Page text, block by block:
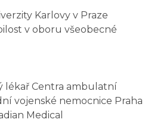
Karlovy v Praze
v oboru všeobecné
lékař Centra ambulatní
vojenské nemocnice Praha
Medical